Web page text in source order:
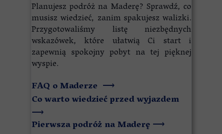
Planujesz podróż na Maderę? Sprawdź, co
musisz wiedzieć, zanim spakujesz walizki.
Przygotowaliśmy listę niezbędnych
wskazówek, które ułatwią Ci start i
zapewnią spokojny pobyt na tej pięknej
wyspie.
FAQ o Maderze ⟶
Co warto wiedzieć przed wyjazdem
⟶
Pierwsza podróż na Maderę ⟶